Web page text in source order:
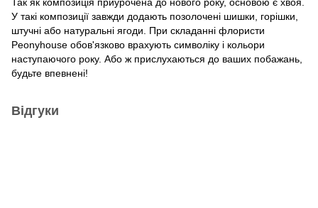
У такі композиції завжди додають позолочені шишки, горішки,
штучні або натуральні ягоди. При складанні флористи
Peonyhouse обов'язково врахують символіку і кольори
наступаючого року. Або ж прислухаються до ваших побажань,
будьте впевнені!
Відгуки